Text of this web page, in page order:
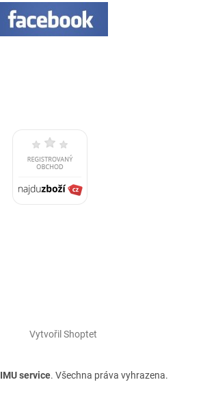
Vytvořil Shoptet
IMU service. Všechna práva vyhrazena.